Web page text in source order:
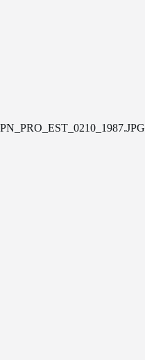
PN_PRO_EST_0210_1987.JPG